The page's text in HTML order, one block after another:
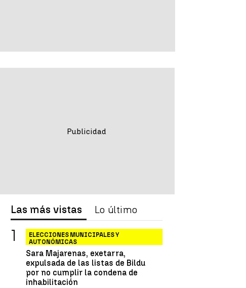
Las más vistas Lo último
ELECCIONES MUNICIPALES Y
AUTONÓMICAS
Sara Majarenas, exetarra,
expulsada de las listas de Bildu
por no cumplir la condena de
inhabilitación